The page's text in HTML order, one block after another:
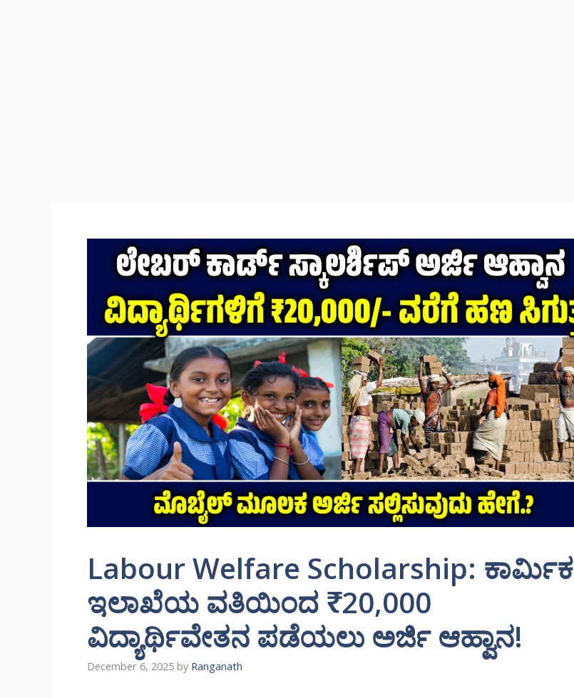
Labour Welfare Scholarship: ಕಾರ್ಮಿಕ
ಇಲಾಖೆಯ ವತಿಯಿಂದ ₹20,000
ವಿದ್ಯಾರ್ಥಿವೇತನ ಪಡೆಯಲು ಅರ್ಜಿ ಆಹ್ವಾನ!
December 6, 2025 by Ranganath